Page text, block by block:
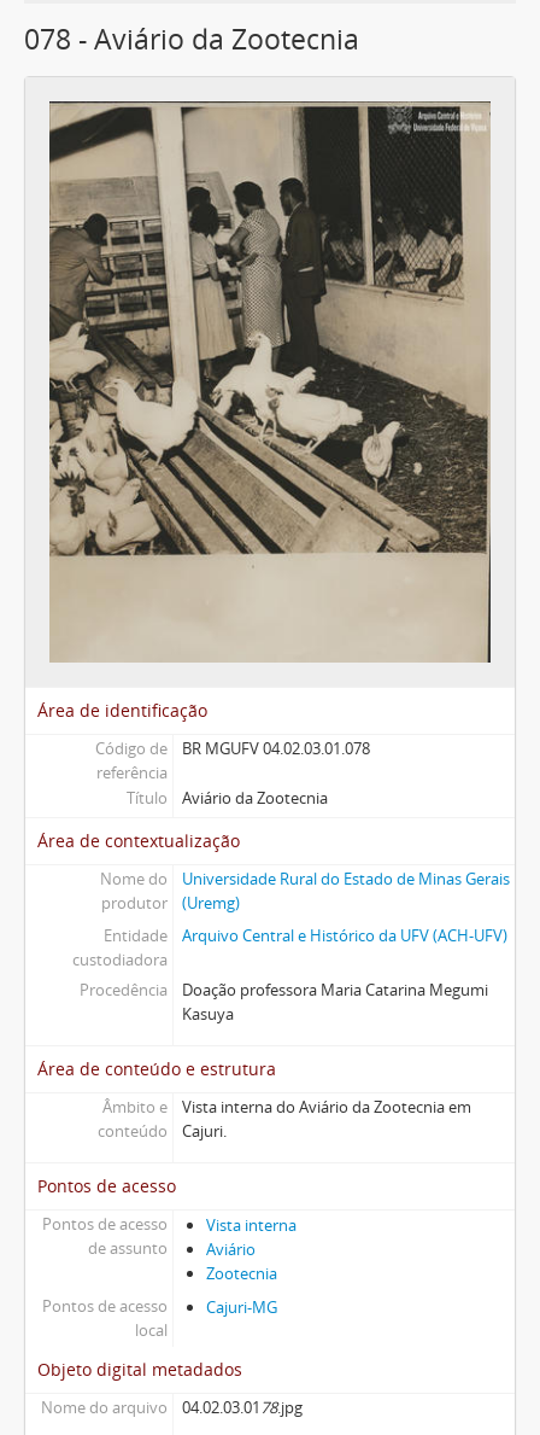
078 - Aviário da Zootecnia
Área de identificação
Código de
referência
BR MGUFV 04.02.03.01.078
Título Aviário da Zootecnia
Área de contextualização
Nome do
produtor
Universidade Rural do Estado de Minas Gerais
(Uremg)
Entidade
custodiadora
Arquivo Central e Histórico da UFV (ACH-UFV)
Procedência
Doação professora Maria Catarina Megumi
Kasuya
Área de conteúdo e estrutura
Âmbito e
conteúdo
Vista interna do Aviário da Zootecnia em
Cajuri.
Pontos de acesso
Pontos de acesso
de assunto
Vista interna
Aviário
Zootecnia
Pontos de acesso
local
Cajuri-MG
Objeto digital metadados
Nome do arquivo 04.02.03.01 78.jpg